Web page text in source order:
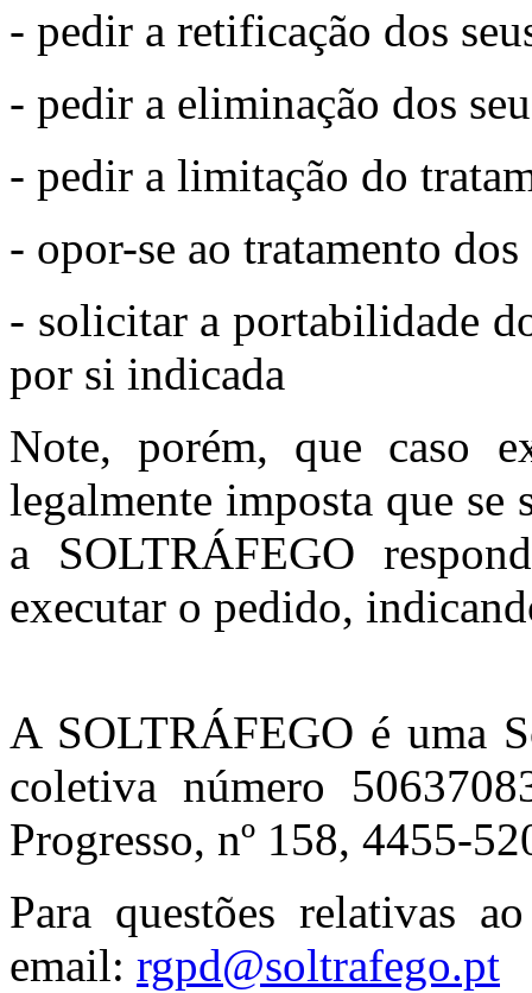
- pedir a retificação dos
- pedir a eliminação dos
- pedir a limitação do
- opor-se ao tratamento dos
- solicitar a portabilidade
por si indicada
Note, porém, que caso
legalmente imposta que se
a SOLTRÁFEGO
executar o pedido,
A SOLTRÁFEGO é uma
coletiva número
Progresso, nº 158, 4455-
Para questões relativas
email: rgpd@soltrafego.pt